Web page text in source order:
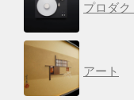
プロダク
アート